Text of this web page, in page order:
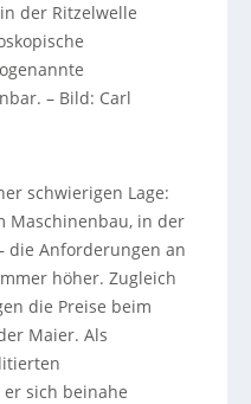
der Ritzelwelle
– Bild: Carl
schwierigen Lage:
Maschinenbau, in der
die Anforderungen an
höher. Zugleich
die Preise beim
Maier. Als
er sich beinahe